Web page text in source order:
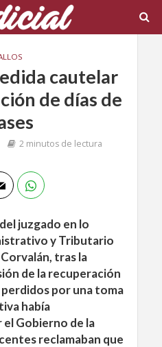
cautelar
de días de
2 minutos de lectura
juzgado en lo
y Tributario
tras la
de la recuperación
perdidos por una toma
había
Gobierno de la
reclamaban que